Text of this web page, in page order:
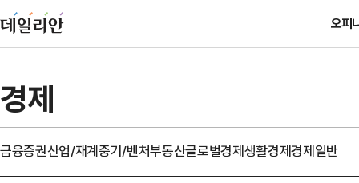
오피
경제
금융증권산업/재계중기/벤처부동산글로벌경제생활경제경제일반